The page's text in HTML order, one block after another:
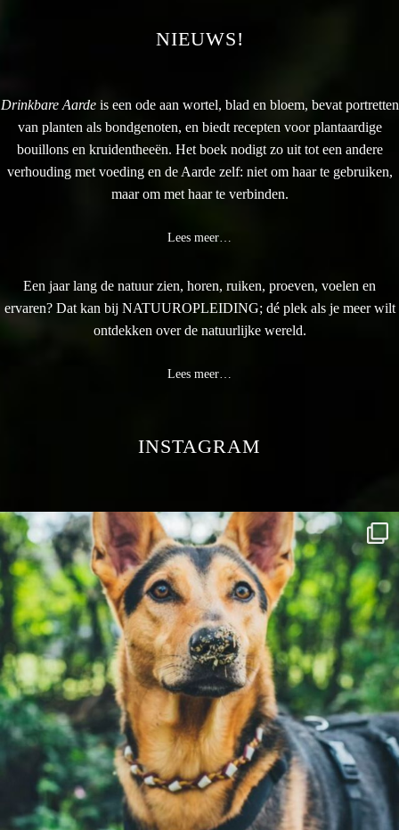
NIEUWS!
Drinkbare Aarde is een ode aan wortel, blad en bloem, bevat portretten
van planten als bondgenoten, en biedt recepten voor plantaardige
bouillons en kruidentheeën. Het boek nodigt zo uit tot een andere
verhouding met voeding en de Aarde zelf: niet om haar te gebruiken,
maar om met haar te verbinden.
Lees meer…
Een jaar lang de natuur zien, horen, ruiken, proeven, voelen en
ervaren? Dat kan bij NATUUROPLEIDING; dé plek als je meer wilt
ontdekken over de natuurlijke wereld.
Lees meer…
INSTAGRAM